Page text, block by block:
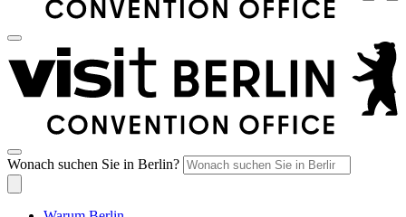
Wonach suchen Sie in Berlin?